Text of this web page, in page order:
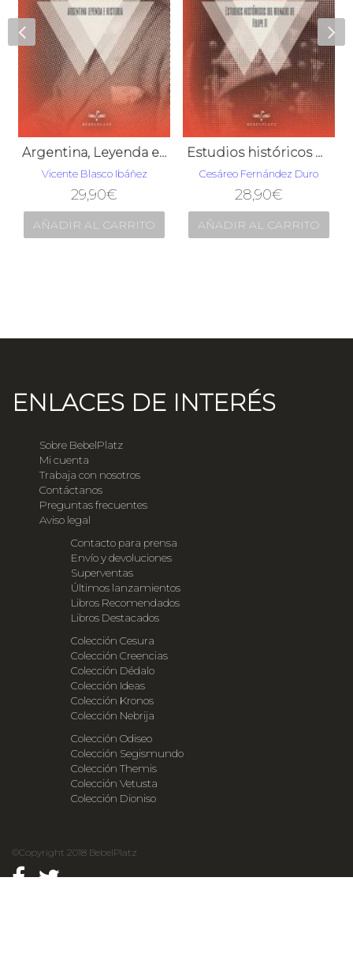
Argentina, Leyenda e Historia
Vicente Blasco Ibáñez
29,90€
AÑADIR AL CARRITO
Estudios históricos del reinado de Felipe II
Cesáreo Fernández Duro
28,90€
AÑADIR AL CARRITO
ENLACES DE INTERÉS
Sobre BebelPlatz
Mi cuenta
Trabaja con nosotros
Contáctanos
Preguntas frecuentes
Aviso legal
Contacto para prensa
Envío y devoluciones
Superventas
Últimos lanzamientos
Libros Recomendados
Libros Destacados
Colección Cesura
Colección Creencias
Colección Dédalo
Colección Ideas
Colección Kronos
Colección Nebrija
Colección Odiseo
Colección Segismundo
Colección Themis
Colección Vetusta
Colección Dioniso
©Copyright 2018 BebelPlatz